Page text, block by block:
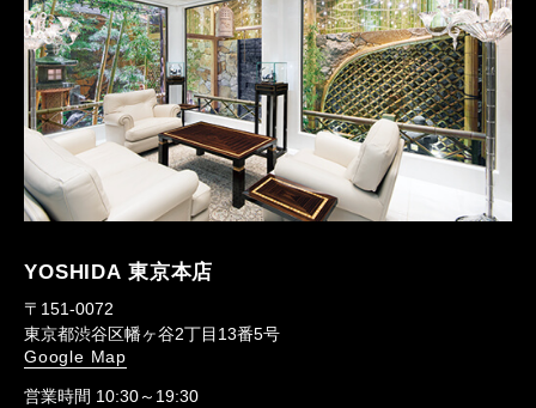
YOSHIDA 東京本店
〒151-0072
東京都渋谷区幡ヶ谷2丁目13番5号
Google Map
営業時間 10:30～19:30